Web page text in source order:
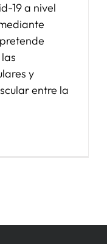
19 a nivel
y
entre la